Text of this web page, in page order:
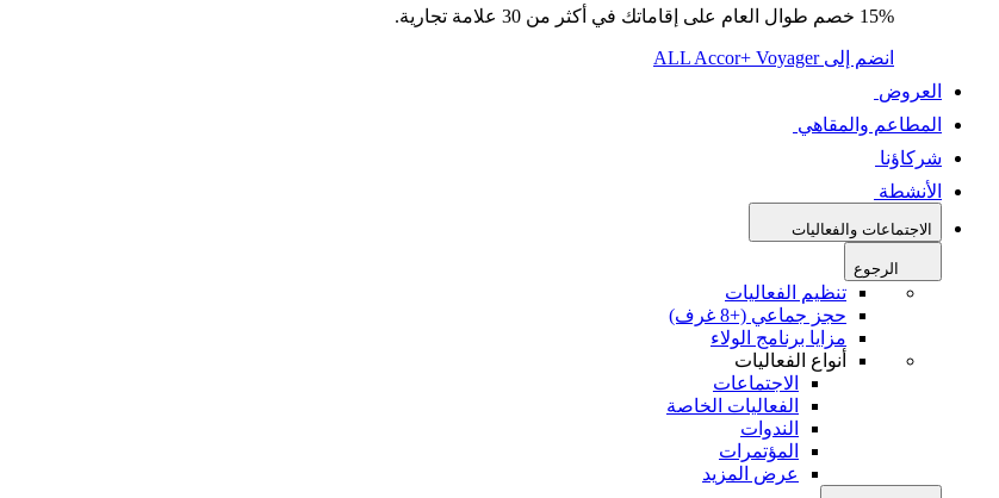
15% خصم طوال العام على إقاماتك في أكثر من 30 علامة تجارية.
انضم إلى ALL Accor+ Voyager
العروض
المطاعم والمقاهي
شركاؤنا
الأنشطة
الاجتماعات والفعاليات
الرجوع
تنظيم الفعاليات
حجز جماعي (+8 غرف)
مزايا برنامج الولاء
أنواع الفعاليات
الاجتماعات
الفعاليات الخاصة
الندوات
المؤتمرات
عرض المزيد